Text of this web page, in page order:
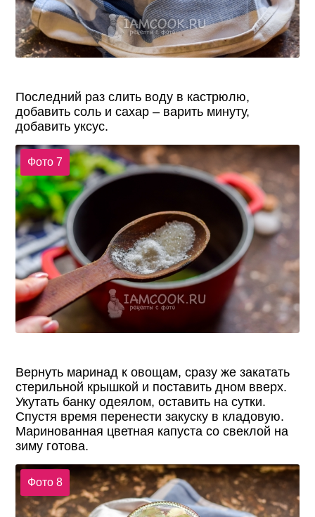
Последний раз слить воду в кастрюлю,
добавить соль и сахар – варить минуту,
добавить уксус.
Фото 7
Вернуть маринад к овощам, сразу же закатать
стерильной крышкой и поставить дном вверх.
Укутать банку одеялом, оставить на сутки.
Спустя время перенести закуску в кладовую.
Маринованная цветная капуста со свеклой на
зиму готова.
Фото 8